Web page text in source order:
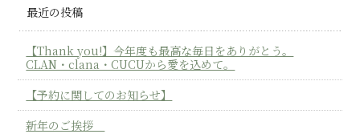
最近の投稿
【Thank you!】今年度も最高な毎日をありがとう。
CLAN・clana・CUCUから愛を込めて。
【予約に関してのお知らせ】
新年のご挨拶